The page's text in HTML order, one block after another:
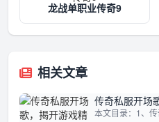
龙战单职业传奇9
相关文章
传奇私服开场
面纱”(布衣传